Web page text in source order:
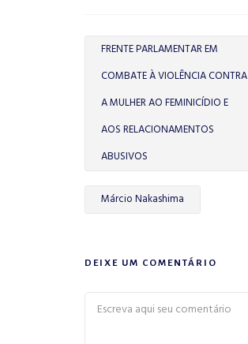
FRENTE PARLAMENTAR EM
COMBATE À VIOLÊNCIA CONTRA
A MULHER AO FEMINICÍDIO E
AOS RELACIONAMENTOS
ABUSIVOS
Márcio Nakashima
DEIXE UM COMENTÁRIO